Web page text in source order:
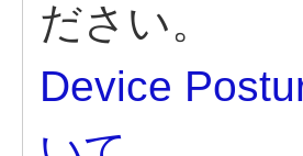
ださい。
Device